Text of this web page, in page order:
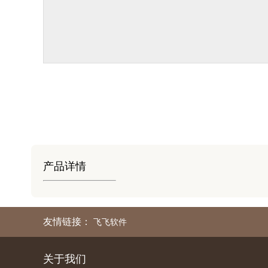
产品详情
友情链接： 飞飞软件
关于我们